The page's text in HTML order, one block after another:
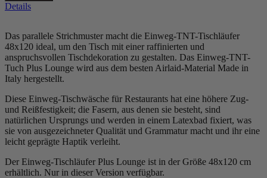
Details
Das parallele Strichmuster macht die Einweg-TNT-Tischläufer
48x120 ideal, um den Tisch mit einer raffinierten und
anspruchsvollen Tischdekoration zu gestalten. Das Einweg-TNT-
Tuch Plus Lounge wird aus dem besten Airlaid-Material Made in
Italy hergestellt.
Diese Einweg-Tischwäsche für Restaurants hat eine höhere Zug-
und Reißfestigkeit; die Fasern, aus denen sie besteht, sind
natürlichen Ursprungs und werden in einem Latexbad fixiert, was
sie von ausgezeichneter Qualität und Grammatur macht und ihr eine
leicht geprägte Haptik verleiht.
Der Einweg-Tischläufer Plus Lounge ist in der Größe 48x120 cm
erhältlich. Nur in dieser Version verfügbar.